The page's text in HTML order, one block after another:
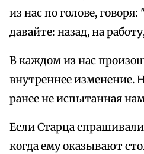
из нас по голове,
давайте: назад, на
В каждом из нас
внутреннее изменение.
ранее не испытанная
Если Старца
когда ему оказывают